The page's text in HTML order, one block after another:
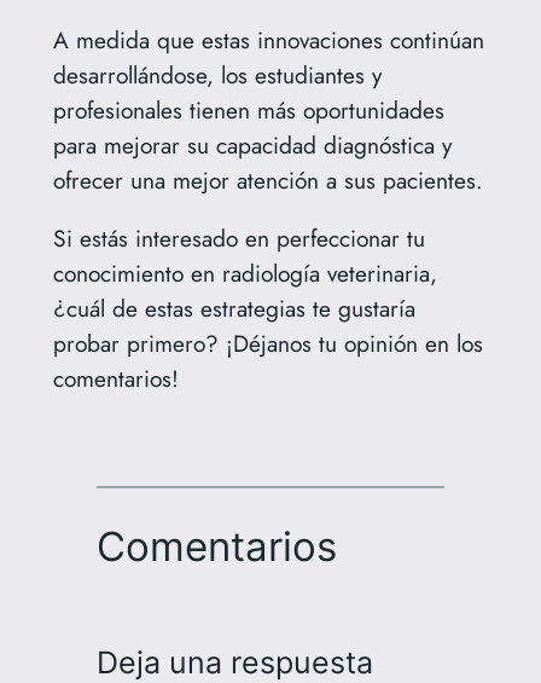
A medida que estas innovaciones continúan
desarrollándose, los estudiantes y
profesionales tienen más oportunidades
para mejorar su capacidad diagnóstica y
ofrecer una mejor atención a sus pacientes.
Si estás interesado en perfeccionar tu
conocimiento en radiología veterinaria,
¿cuál de estas estrategias te gustaría
probar primero? ¡Déjanos tu opinión en los
comentarios!
Comentarios
Deja una respuesta